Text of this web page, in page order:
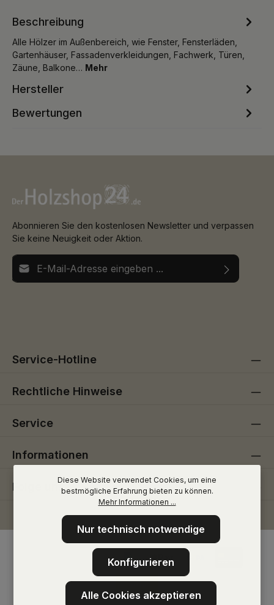
Beschreibung
Alle Hölzer im Außenbereich, wie Fenster, Fensterläden,
Gartenhäuser, Fassadenverkleidungen, Fachwerk, Türen,
Zäune, Balkone… Mehr
Hersteller
Bewertungen
Abonnieren Sie den kostenlosen Newsletter und verpassen
Sie keine Neuigkeit oder Aktion.
E-Mail-Adresse*
Service-Hotline
Rechtliche Hinweise
Service
Informationen
Folge uns
Diese Website verwendet Cookies, um eine
bestmögliche Erfahrung bieten zu können.
Mehr Informationen ...
Nur technisch notwendige
Konfigurieren
Alle Cookies akzeptieren